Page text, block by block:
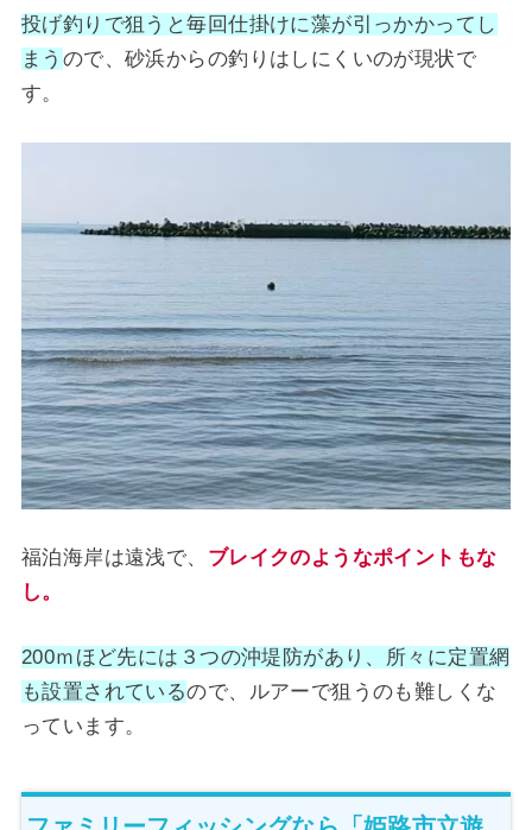
投げ釣りで狙うと毎回仕掛けに藻が引っかかってし
まう ので、砂浜からの釣りはしにくいのが現状で
す。
福泊海岸は遠浅で、 ブレイクのようなポイントもな
し。
200ｍほど先には３つの沖堤防があり、所々に定置網
も設置されているので、ルアーで狙うのも難しくな
っています。